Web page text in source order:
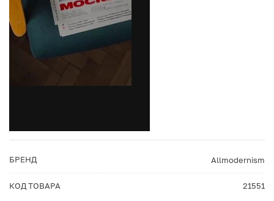
БРЕНД Allmodernism
КОД ТОВАРА 21551